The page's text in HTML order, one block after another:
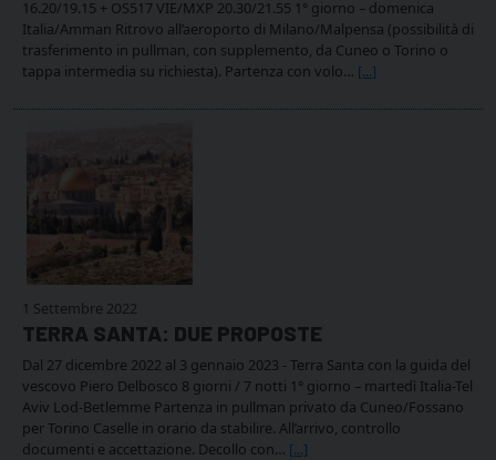
16.20/19.15 + OS517 VIE/MXP 20.30/21.55 1° giorno – domenica
Italia/Amman Ritrovo all’aeroporto di Milano/Malpensa (possibilità di
trasferimento in pullman, con supplemento, da Cuneo o Torino o
tappa intermedia su richiesta). Partenza con volo… [...]
1 Settembre 2022
TERRA SANTA: DUE PROPOSTE
Dal 27 dicembre 2022 al 3 gennaio 2023 - Terra Santa con la guida del
vescovo Piero Delbosco 8 giorni / 7 notti 1° giorno – martedì Italia-Tel
Aviv Lod-Betlemme Partenza in pullman privato da Cuneo/Fossano
per Torino Caselle in orario da stabilire. All’arrivo, controllo
documenti e accettazione. Decollo con… [...]